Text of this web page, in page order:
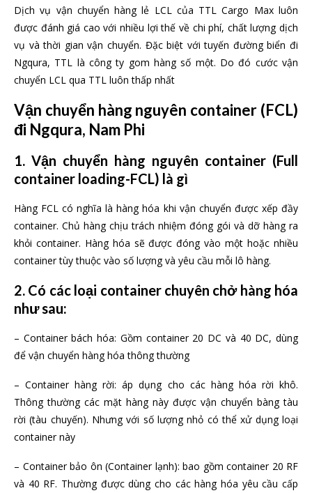
Dịch vụ vận chuyển hàng lẻ LCL của TTL Cargo Max luôn
được đánh giá cao với nhiều lợi thế về chi phí, chất lượng dịch
vụ và thời gian vận chuyển. Đặc biệt với tuyến đường biển đi
Ngqura, TTL là công ty gom hàng số một. Do đó cước vận
chuyển LCL qua TTL luôn thấp nhất
Vận chuyển hàng nguyên container (FCL)
đi Ngqura, Nam Phi
1. Vận chuyển hàng nguyên container (Full
container loading-FCL) là gì
Hàng FCL có nghĩa là hàng hóa khi vận chuyển được xếp đầy
container. Chủ hàng chịu trách nhiệm đóng gói và dỡ hàng ra
khỏi container. Hàng hóa sẽ được đóng vào một hoặc nhiều
container tùy thuộc vào số lượng và yêu cầu mỗi lô hàng.
2. Có các loại container chuyên chở hàng hóa
như sau:
– Container bách hóa: Gồm container 20 DC và 40 DC, dùng
để vận chuyển hàng hóa thông thường
– Container hàng rời: áp dụng cho các hàng hóa rời khô.
Thông thường các mặt hàng này được vận chuyển bàng tàu
rời (tàu chuyến). Nhưng với số lượng nhỏ có thể xử dụng loại
container này
– Container bảo ôn (Container lạnh): bao gồm container 20 RF
và 40 RF. Thường được dùng cho các hàng hóa yêu cầu cấp